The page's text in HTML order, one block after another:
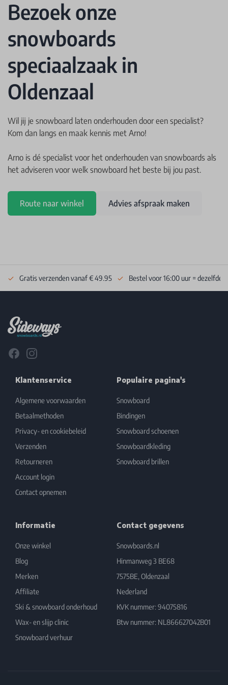
Bezoek onze
snowboards
speciaalzaak in
Oldenzaal
Wil jij je snowboard laten onderhouden door een specialist?
Kom dan langs en maak kennis met Arno!
Arno is dé specialist voor het onderhouden van snowboards als
het adviseren voor welk snowboard het beste bij jou past.
Route naar winkel Advies afspraak maken
Gratis verzenden vanaf € 49.95 Bestel voor 16:00 uur = dezelfde
FacebookInstagram
Klantenservice
Algemene voorwaarden
Betaalmethoden
Privacy- en cookiebeleid
Verzenden
Retourneren
Account login
Contact opnemen
Populaire pagina's
Snowboard
Bindingen
Snowboard schoenen
Snowboardkleding
Snowboard brillen
Informatie
Onze winkel
Blog
Merken
Affiliate
Ski & snowboard onderhoud
Wax- en slijp clinic
Snowboard verhuur
Contact gegevens
Snowboards.nl
Hinmanweg 3 BE68
7575BE, Oldenzaal
Nederland
KVK nummer: 94075816
Btw nummer: NL866627042B01